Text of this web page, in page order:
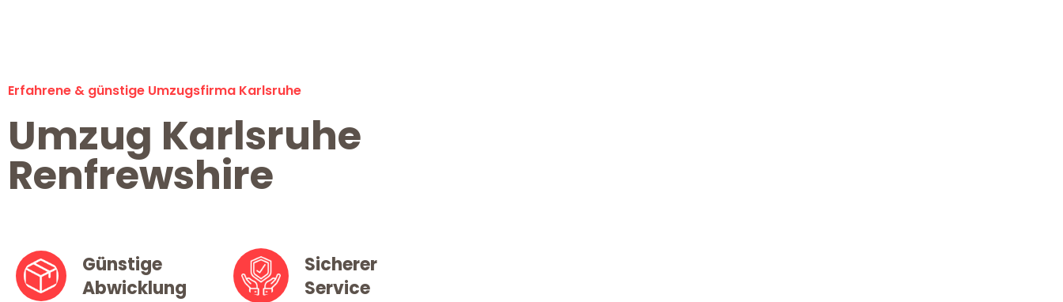
Erfahrene & günstige Umzugsfirma Karlsruhe
Umzug Karlsruhe
Renfrewshire
Günstige
Abwicklung
Sicherer
Service